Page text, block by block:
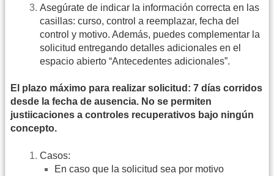
Asegúrate de indicar la información correcta en las
casillas: curso, control a reemplazar, fecha del
control y motivo. Además, puedes complementar la
solicitud entregando detalles adicionales en el
espacio abierto “Antecedentes adicionales”.
El plazo máximo para realizar solicitud: 7 días corridos
desde la fecha de ausencia. No se permiten
justiicaciones a controles recuperativos bajo ningún
concepto.
Casos:
En caso que la solicitud sea por motivo